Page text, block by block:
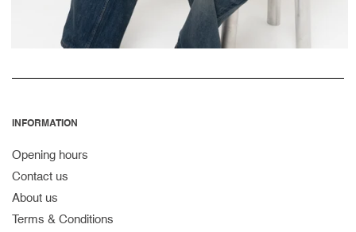
INFORMATION
Opening hours
Contact us
About us
Terms & Conditions